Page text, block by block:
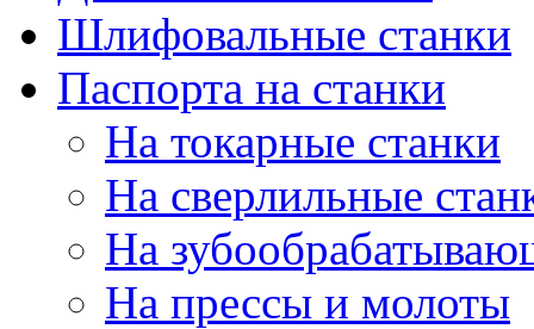
Шлифовальные станки
Паспорта на станки
На токарные станки
На сверлильные
На
На прессы и молоты